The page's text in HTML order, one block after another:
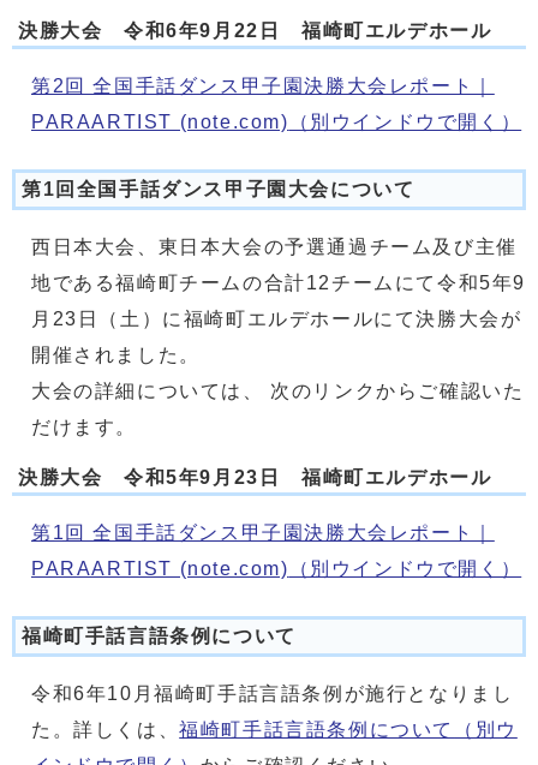
決勝大会 令和6年9月22日 福崎町エルデホール
第2回 全国手話ダンス甲子園決勝大会レポート｜
PARAARTIST (note.com) （別ウインドウで開く）
第1回全国手話ダンス甲子園大会について
西日本大会、東日本大会の予選通過チーム及び主催
地である福崎町チームの合計12チームにて令和5年9
月23日（土）に福崎町エルデホールにて決勝大会が
開催されました。
大会の詳細については、 次のリンクからご確認いた
だけます。
決勝大会 令和5年9月23日 福崎町エルデホール
第1回 全国手話ダンス甲子園決勝大会レポート｜
PARAARTIST (note.com) （別ウインドウで開く）
福崎町手話言語条例について
令和6年10月福崎町手話言語条例が施行となりまし
た。詳しくは、福崎町手話言語条例について
（別ウ